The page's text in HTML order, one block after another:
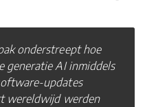
onderstreept hoe
generatie AI inmiddels
updates
wereldwijd werden